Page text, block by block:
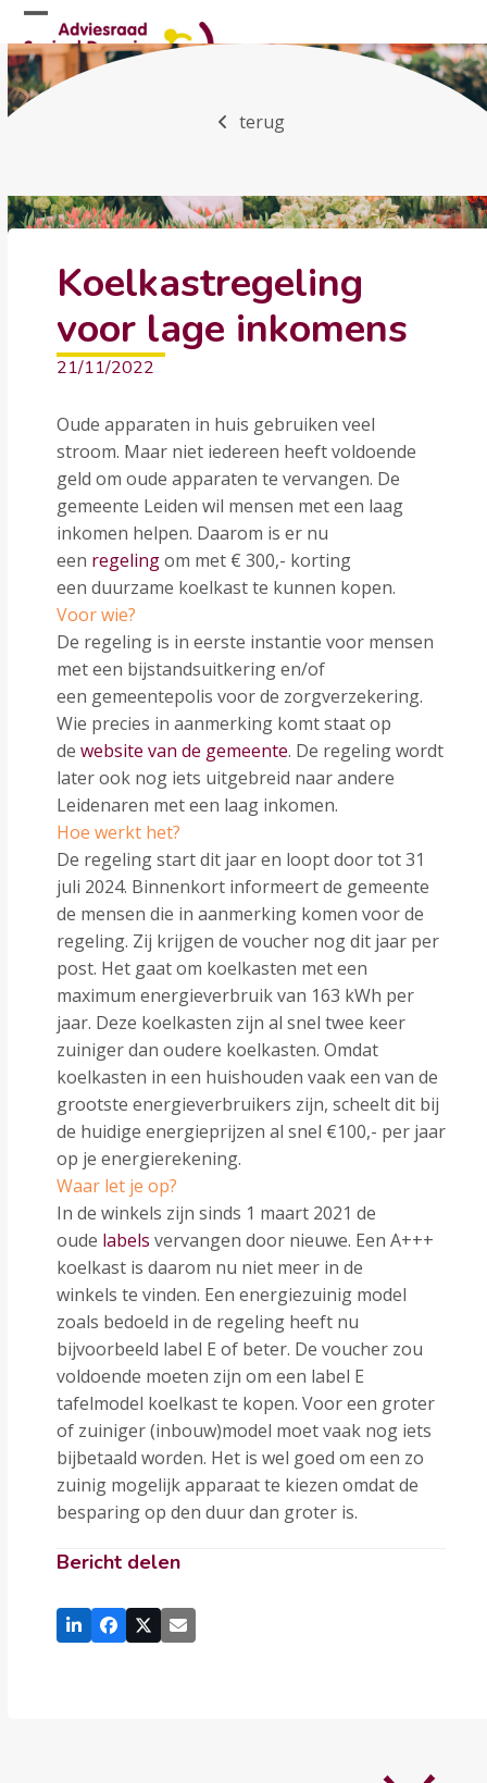
Skip
to
content
Open
mobile
menu
Close
mobile
menu
terug
Koelkastregeling
voor lage inkomens
21/11/2022
Oude apparaten in huis gebruiken veel
stroom. Maar niet iedereen heeft voldoende
geld om oude apparaten te vervangen. De
gemeente Leiden wil mensen met een laag
inkomen helpen. Daarom is er nu
een regelingom met € 300,- korting
een duurzame koelkast te kunnen kopen.
Voor wie?
De regeling is in eerste instantie voor mensen
met een bijstandsuitkering en/of
een gemeentepolis voor de zorgverzekering.
Wie precies in aanmerking komt staat op
dewebsite van de gemeente. De regeling wordt
later ook nog iets uitgebreid naar andere
Leidenaren met een laag inkomen.
Hoe werkt het?
De regeling start dit jaar en loopt door tot 31
juli 2024. Binnenkort informeert de gemeente
de mensen die in aanmerking komen voor de
regeling. Zij krijgen de voucher nog dit jaar per
post. Het gaat om koelkasten met een
maximum energieverbruik van 163 kWh per
jaar. Deze koelkasten zijn al snel twee keer
zuiniger dan oudere koelkasten. Omdat
koelkasten in een huishouden vaak een van de
grootste energieverbruikers zijn, scheelt dit bij
de huidige energieprijzen al snel €100,- per jaar
op je energierekening.
Waar let je op?
In de winkels zijn sinds 1 maart 2021 de
oude labels vervangen door nieuwe. Een A+++
koelkast is daarom nu niet meer in de
winkels te vinden. Een energiezuinig model
zoals bedoeld in de regeling heeft nu
bijvoorbeeld label E of beter. De voucher zou
voldoende moeten zijn om een label E
tafelmodel koelkast te kopen. Voor een groter
of zuiniger (inbouw)model moet vaak nog iets
bijbetaald worden. Het is wel goed om een zo
zuinig mogelijk apparaat te kiezen omdat de
besparing op den duur dan groter is.
Bericht delen